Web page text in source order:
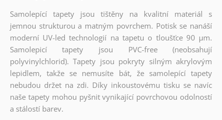
Samolepící tapety jsou tištěny na kvalitní materiál s
jemnou strukturou a matným povrchem. Potisk se nanáší
moderní UV-led technologií na tapetu o tloušťce 90 µm.
Samolepicí tapety jsou PVC-free (neobsahují
polyvinylchlorid). Tapety jsou pokryty silným akrylovým
lepidlem, takže se nemusíte bát, že samolepící tapety
nebudou držet na zdi. Díky inkoustovému tisku se navíc
naše tapety mohou pyšnit vynikající povrchovou odolností
a stálostí barev.